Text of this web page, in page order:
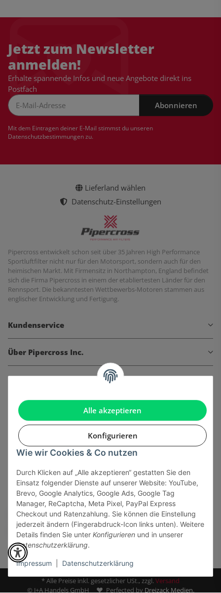
Alle akzeptieren
Konfigurieren
Wie wir Cookies & Co nutzen
Durch Klicken auf „Alle akzeptieren“ gestatten Sie den
Einsatz folgender Dienste auf unserer Website: YouTube,
Brevo, Google Analytics, Google Ads, Google Tag
Manager, ReCaptcha, Meta Pixel, PayPal Express
Checkout und Ratenzahlung. Sie können die Einstellung
jederzeit ändern (Fingerabdruck-Icon links unten). Weitere
Details finden Sie unter Konfigurieren und in unserer
Datenschutzerklärung.
Impressum Datenschutzerklärung
Jetzt zum Newsletter
anmelden!
Erhalte spannende Infos und neue Angebote direkt ins
Postfach
Abonnieren
Mit dem Eintragen deiner E-Mail stimmst du unseren
Datenschutzbestimmungenzu.
Lieferland wählen
Datenschutz-Einstellungen
Pipercross entwickelt schon seit über 35 Jahren High Performance
Sportluftfilter nicht nur für den Motorsport, sondern auch für den
heimischen Markt. Mit Firmensitz in Northampton, England befindet
sich die Firma Pipercross in einem der etabliertesten Länder für den
Rennsport. Die bekanntesten Wettbewerbs-Motoren stammen aus
englischer Entwicklung und Fertigung.
Kundenservice
Über Pipercross Inc.
Informationen
Gesetzliche Informationen
Sicher bezahlen via:
* Alle Preise inkl. gesetzlicher USt., zzgl.Versand
© J+A Handels GmbH
Perfected by Dreizack Medien.